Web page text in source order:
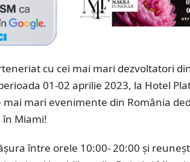
cu cei mai mari dezvoltatori
01-02 aprilie 2023, la Hotel
mari evenimente din România
în Miami!
între orele 10:00- 20:00 și